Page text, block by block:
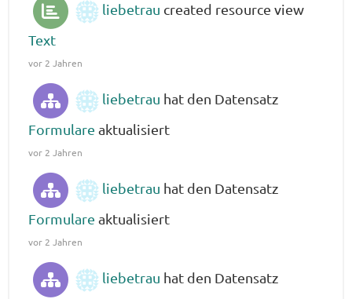
liebetrau created resource view
Text
vor 2 Jahren
liebetrau hat den Datensatz
Formulare aktualisiert
vor 2 Jahren
liebetrau hat den Datensatz
Formulare aktualisiert
vor 2 Jahren
liebetrau hat den Datensatz